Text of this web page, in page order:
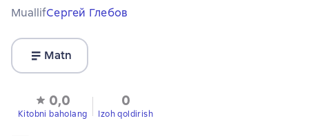
MuallifСергей Глебов
Matn
0,0
Kitobni baholang
0
Izoh qoldirish